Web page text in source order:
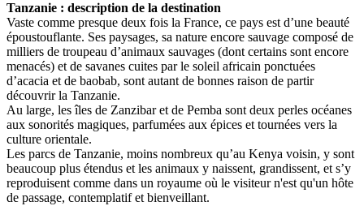
Tanzanie : description de la destination
Vaste comme presque deux fois la France, ce pays est d’une beauté
époustouflante. Ses paysages, sa nature encore sauvage composé de
milliers de troupeau d’animaux sauvages (dont certains sont encore
menacés) et de savanes cuites par le soleil africain ponctuées
d’acacia et de baobab, sont autant de bonnes raison de partir
découvrir la Tanzanie.
Au large, les îles de Zanzibar et de Pemba sont deux perles océanes
aux sonorités magiques, parfumées aux épices et tournées vers la
culture orientale.
Les parcs de Tanzanie, moins nombreux qu’au Kenya voisin, y sont
beaucoup plus étendus et les animaux y naissent, grandissent, et s’y
reproduisent comme dans un royaume où le visiteur n'est qu'un hôte
de passage, contemplatif et bienveillant.